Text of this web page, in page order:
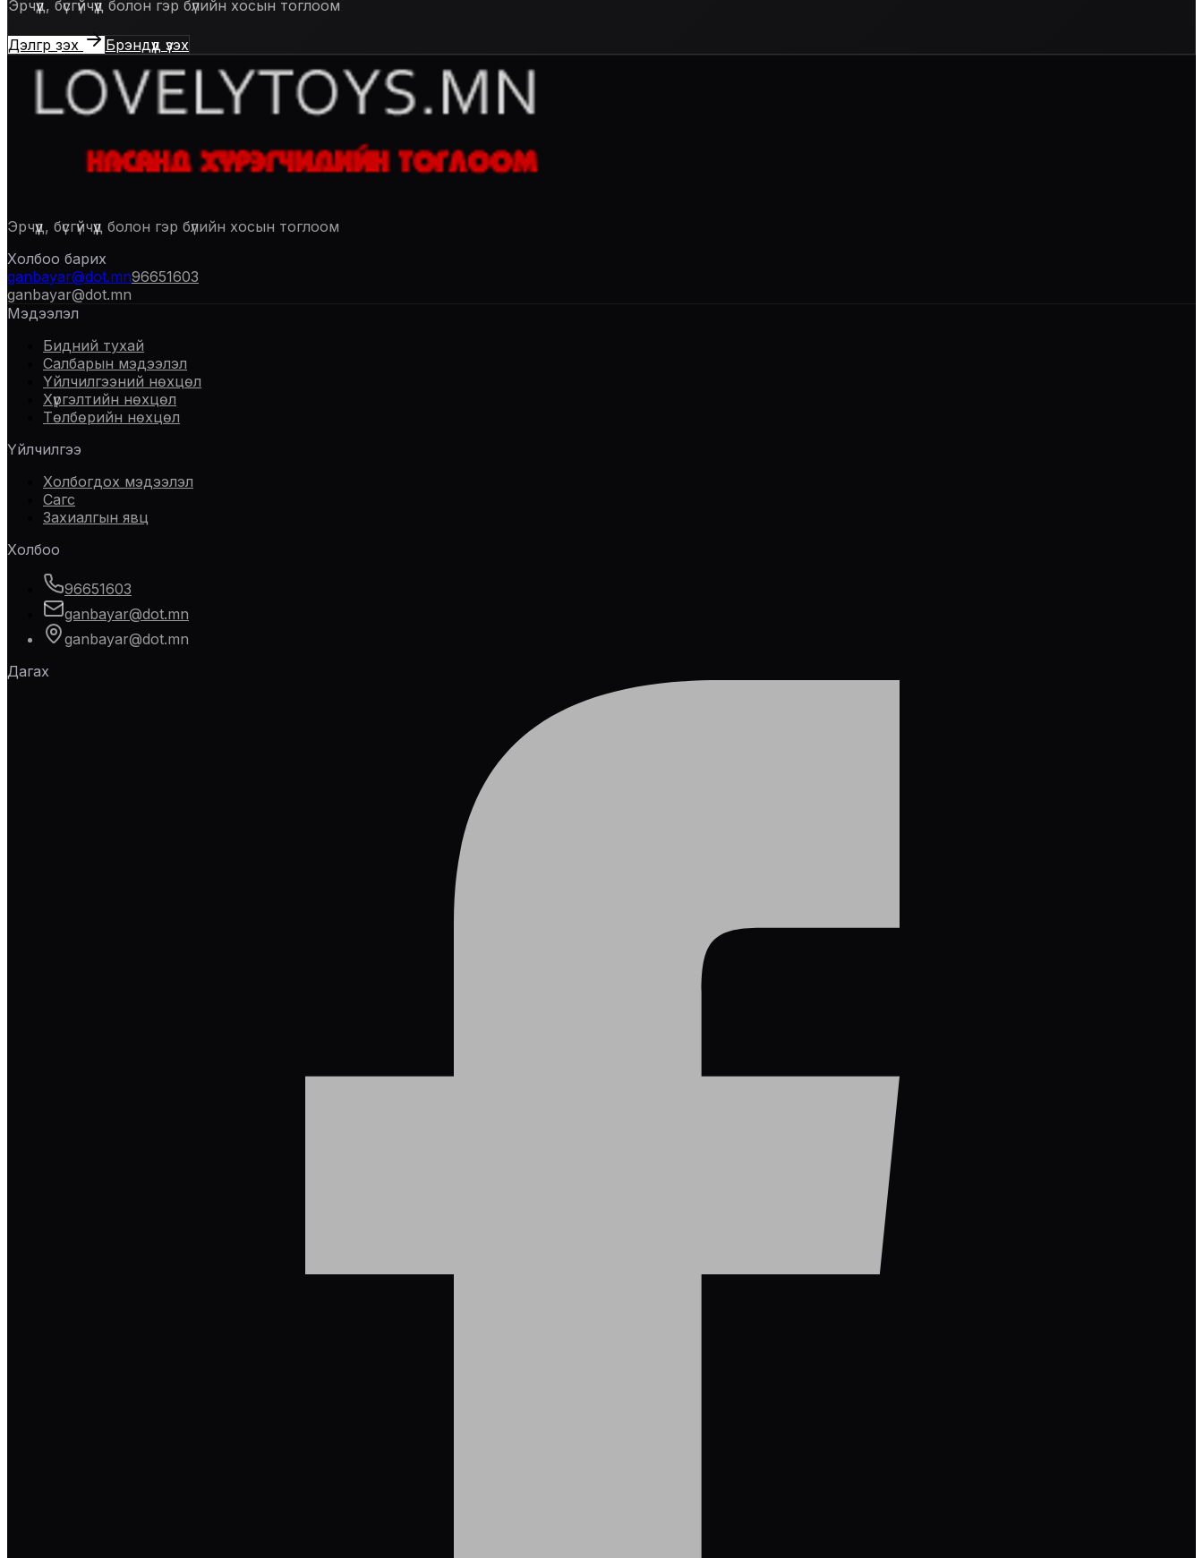
Эрчүүд, бүсгүйчүүд болон гэр бүлийн хосын тоглоом
Дэлгүүр үзэх Брэндүүд үзэх
Эрчүүд, бүсгүйчүүд болон гэр бүлийн хосын тоглоом
Холбоо барих
ganbayar@dot.mn96651603
ganbayar@dot.mn
Мэдээлэл
Бидний тухай
Салбарын мэдээлэл
Үйлчилгээний нөхцөл
Хүргэлтийн нөхцөл
Төлбөрийн нөхцөл
Үйлчилгээ
Холбогдох мэдээлэл
Сагс
Захиалгын явц
Холбоо
96651603
ganbayar@dot.mn
ganbayar@dot.mn
Дагах